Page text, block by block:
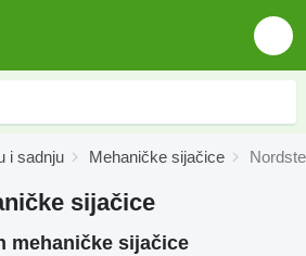
i sadnju Mehaničke sijačice
sijačice
mehaničke sijačice